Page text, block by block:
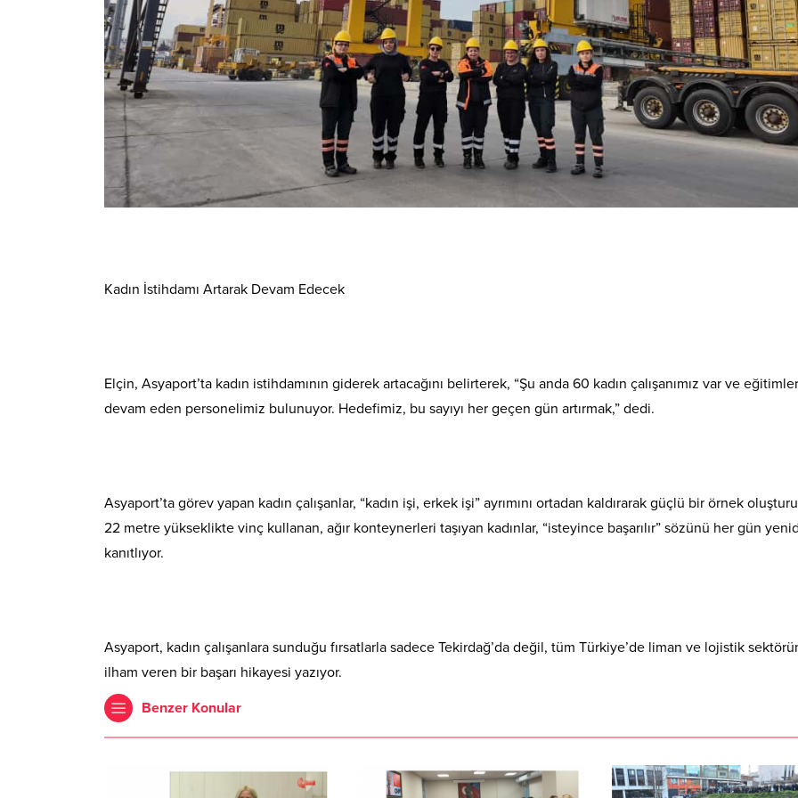
Kadın İstihdamı Artarak Devam Edecek
Elçin, Asyaport’ta kadın istihdamının giderek artacağını belirterek, “Şu anda 60 kadın çalışanımız var ve
devam eden personelimiz bulunuyor. Hedefimiz, bu sayıyı her geçen gün artırmak,” dedi.
Asyaport’ta görev yapan kadın çalışanlar, “kadın işi, erkek işi” ayrımını ortadan kaldırarak güçlü bir örnek
22 metre yükseklikte vinç kullanan, ağır konteynerleri taşıyan kadınlar, “isteyince başarılır” sözünü her gün
kanıtlıyor.
Asyaport, kadın çalışanlara sunduğu fırsatlarla sadece Tekirdağ’da değil, tüm Türkiye’de liman ve lojistik
ilham veren bir başarı hikayesi yazıyor.
Benzer Konular